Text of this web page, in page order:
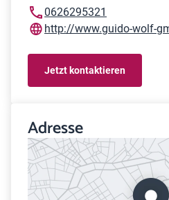
0626295321
http://www.guido-wolf-
Jetzt kontaktieren
Adresse